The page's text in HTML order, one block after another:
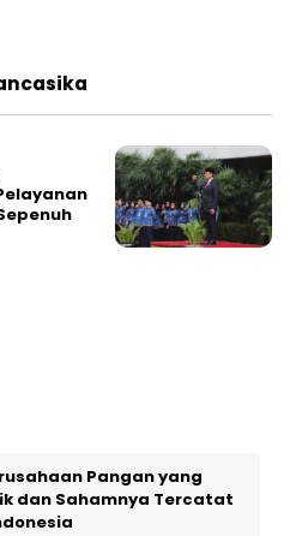
Pangan yang
dan Sahamnya Tercatat